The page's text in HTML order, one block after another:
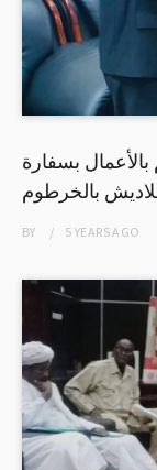
بالأعمال بسفارة
بالخرطوم
BY 5 YEARSAGO